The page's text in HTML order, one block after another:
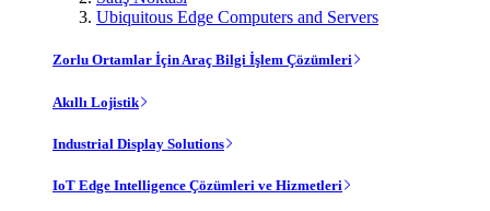
Ubiquitous Edge Computers and Servers
Zorlu Ortamlar İçin Araç Bilgi İşlem Çözümleri
Akıllı Lojistik
Industrial Display Solutions
IoT Edge Intelligence Çözümleri ve Hizmetleri